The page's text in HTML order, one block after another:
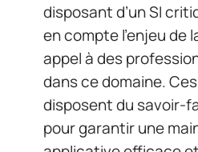
disposant d’un SI
en compte l’enjeu de
appel à des
dans ce domaine.
disposent du savoir-
pour garantir une